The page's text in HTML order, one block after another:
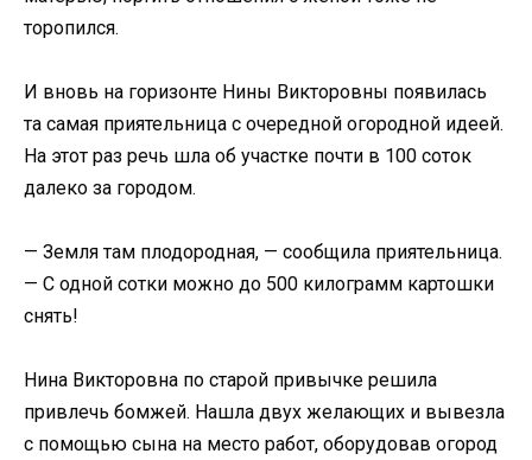
торопился.
И вновь на горизонте Нины Викторовны появилась
та самая приятельница с очередной огородной идеей.
На этот раз речь шла об участке почти в 100 соток
далеко за городом.
— Земля там плодородная, — сообщила приятельница.
— С одной сотки можно до 500 килограмм картошки
снять!
Нина Викторовна по старой привычке решила
привлечь бомжей. Нашла двух желающих и вывезла
с помощью сына на место работ, оборудовав огород